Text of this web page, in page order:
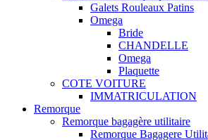
Galets Rouleaux Patins
Omega
Bride
CHANDELLE
Omega
Plaquette
COTE VOITURE
IMMATRICULATION
Remorque
Remorque bagagère utilitaire
Remorque Bagagere